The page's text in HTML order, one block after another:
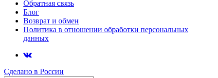
Обратная связь
Блог
Возврат и обмен
Политика в отношении обработки персональных
данных
Сделано в России